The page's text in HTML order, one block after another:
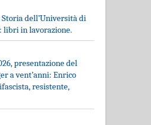
dell’Università di
libri in lavorazione.
presentazione del
a vent’anni: Enrico
resistente,